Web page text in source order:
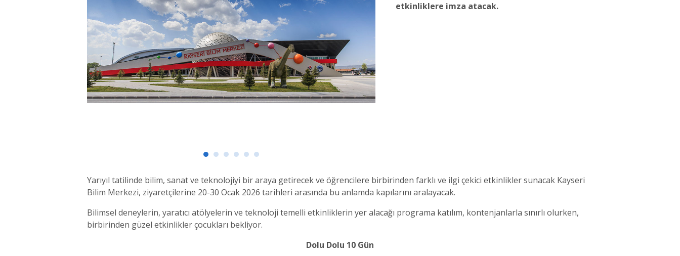
etkinliklere imza atacak.
Yarıyıl tatilinde bilim, sanat ve teknolojiyi bir araya getirecek ve öğrencilere birbirinden farklı ve ilgi çekici etkinlikler sunacak Kayseri
Bilim Merkezi, ziyaretçilerine 20-30 Ocak 2026 tarihleri arasında bu anlamda kapılarını aralayacak.
Bilimsel deneylerin, yaratıcı atölyelerin ve teknoloji temelli etkinliklerin yer alacağı programa katılım, kontenjanlarla sınırlı olurken,
birbirinden güzel etkinlikler çocukları bekliyor.
Dolu Dolu 10 Gün